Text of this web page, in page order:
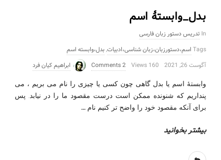
بدل_وابستۀ اسم
In تدریس دستور زبان فارسی
Tags اسم،دستورزبان،زبان شناسی،ادبیات,بدل،وابسته اسم
آگوست 26, 2021
160 Views
2 Comments ابراهیم کیان فرد
وابستۀ اسم یا بدل گاهی چون کسی یا چیزی را نام می بریم ، می
پنداریم که شنونده ممکن است درست مقصود ما را در نیابد. پس
برای آنکه مقصود خود را واضح تر کنیم نام …
بیشتر بخوانید